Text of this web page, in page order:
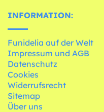
INFORMATION:
Funidelia auf der Welt
Impressum und AGB
Datenschutz
Cookies
Widerrufsrecht
Sitemap
Über uns